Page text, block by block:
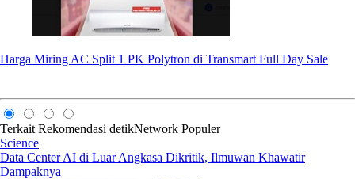
Harga Miring AC Split 1 PK Polytron di Transmart Full Day Sale
Terkait Rekomendasi detikNetwork Populer
Science
Data Center AI di Luar Angkasa Dikritik, Ilmuwan Khawatir
Dampaknya